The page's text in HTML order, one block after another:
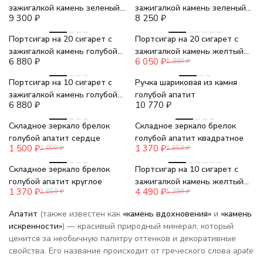
зажигалкой камень зеленый
апатит
9 300 ₽
зажигалкой камень зеленый
апатит
8 250 ₽
Портсигар на 20 сигарет с
зажигалкой камень голубой
апатит
6 880 ₽
-12%
Портсигар на 20 сигарет с
зажигалкой камень желтый
апатит
6 050 ₽6 880 ₽
Портсигар на 10 сигарет с
зажигалкой камень голубой
апатит
6 880 ₽
Ручка шариковая из камня
голубой апатит
10 770 ₽
-17%
Складное зеркало брелок
голубой апатит сердце
1 500 ₽1 800 ₽
-17%
Складное зеркало брелок
голубой апатит квадратное
1 370 ₽1 650 ₽
-17%
Складное зеркало брелок
голубой апатит круглое
1 370 ₽1 650 ₽
-15%
Портсигар на 10 сигарет с
зажигалкой камень желтый
апатит
4 490 ₽5 280 ₽
Апатит (также известен как «камень вдохновения» и «камень
искренности») — красивый природный минерал, который
ценится за необычную палитру оттенков и декоративные
свойства. Его название происходит от греческого слова apate